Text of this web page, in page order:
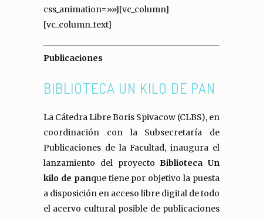
css_animation=»»][vc_column]
[vc_column_text]
Publicaciones
BIBLIOTECA UN KILO DE PAN
La Cátedra Libre Boris Spivacow (CLBS), en
coordinación con la Subsecretaría de
Publicaciones de la Facultad, inaugura el
lanzamiento del proyectoBiblioteca Un
kilo de panque tiene por objetivo la puesta
a disposición en acceso libre digital de todo
el acervo cultural posible de publicaciones